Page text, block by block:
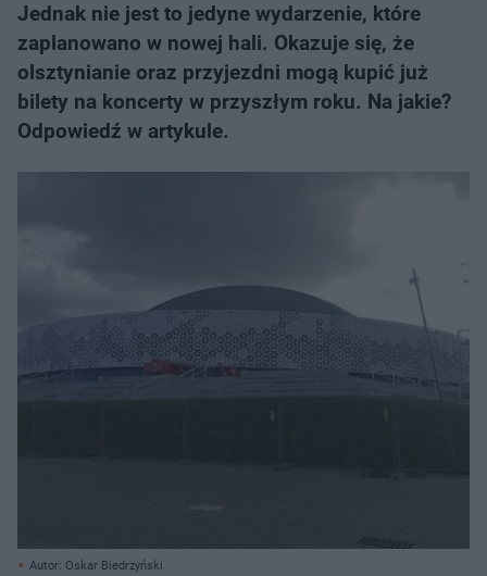
Jednak nie jest to jedyne wydarzenie, które
zaplanowano w nowej hali. Okazuje się, że
olsztynianie oraz przyjezdni mogą kupić już
bilety na koncerty w przyszłym roku. Na jakie?
Odpowiedź w artykule.
Autor: Oskar Biedrzyński